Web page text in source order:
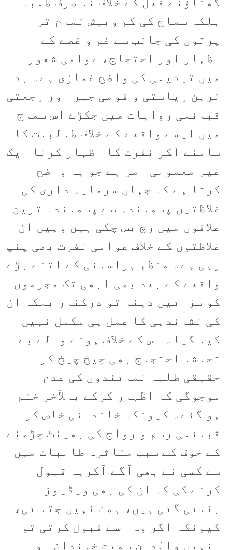
بلکہ سماج کی کم وبیش تمام تر
پرتوں کی جانب سے غم و غصے کے
اظہار اور احتجاج، عوامی شعور
میں تبدیلی کی واضح غمازی ہے۔ بد
ترین ریاستی و قومی جبر اور رجعتی
قبائلی روایات میں جکڑے اس سماج
میں ایسے واقعے کے خلاف طالبات کا
سامنے آکر نفرت کا اظہار کرنا ایک
غیر معمولی امر ہے جو یہ واضح
کرتا ہے کہ جہاں سرمایہ داری کی
غلاظتیں پسماندہ سے پسماندہ ترین
علاقوں میں رچ بس چکی ہیں وہیں ان
غلاظتوں کے خلاف عوامی نفرت بھی پنپ
رہی ہے۔ منظم ہراسانی کے اتنے بڑے
واقعے کے بعد بھی ابھی تک مجرموں
کو سزائیں دینا تو درکنار بلکہ ان
کی نشاندہی کا عمل ہی مکمل نہیں
کیا گیا۔ اس کے خلاف ہونے والے بے
تحاشا احتجاج بھی چیخ چیخ کر
حقیقی طلبہ نمائندوں کی عدم
موجوگی کا اظہار کرکے بالآخر ختم
ہو گئے۔ کیونکہ خاندانی خاص کر
قبائلی رسم و رواج کی بھینٹ چڑھنے
کے خوف کے سبب متاثرہ طالبات میں
سے کسی نے بھی آگے آکریہ قبول
کرنے کی کہ ان کی بھی ویڈیوز
بنائی گئی ہیں، ہمت نہیں جتا ئی،
کیونکہ اگر وہ اسے قبول کرتی تو